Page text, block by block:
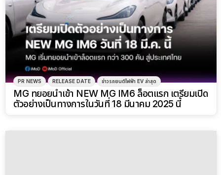
เรื่องเพิ่มเติมในหมวดหมู่:EURO NCAP
Volvo EX60 ทดสอบชนเสาเต็มแรง ความเร็ว 60 กม./ชม.
กระจกหน้าแทบแตก! พิสูจน์ความปลอดภัยสไตล์ Volvo
โดย Nuttanon P.
7 เดือนที่แล้ว